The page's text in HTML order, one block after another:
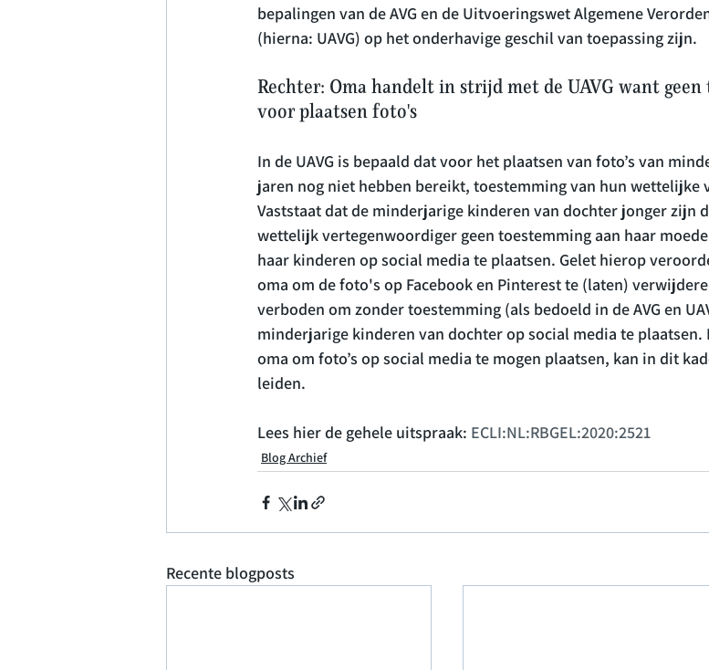
bepalingen van de AVG en de Uitvoeringswet Algemene
Rechter: Oma handelt in strijd met de UAVG want
voor plaatsen foto's
In de UAVG is bepaald dat voor het plaatsen van foto’s van
jaren nog niet hebben bereikt, toestemming van hun wettelijke
Vaststaat dat de minderjarige kinderen van dochter jonger zijn
wettelijk vertegenwoordiger geen toestemming aan haar
haar kinderen op social media te plaatsen. Gelet hierop
oma om de foto's op Facebook en Pinterest te (laten)
verboden om zonder toestemming (als bedoeld in de AVG en
minderjarige kinderen van dochter op social media te plaatsen.
oma om foto’s op social media te mogen plaatsen, kan in dit
leiden.
Lees hier de gehele uitspraak: ECLI:NL:RBGEL:2020:2521
Blog Archief
Recente blogposts